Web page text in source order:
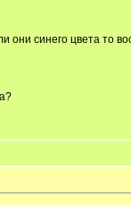
они синего цвета то